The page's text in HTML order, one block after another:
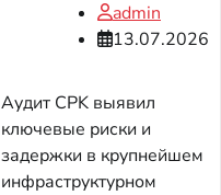
admin
13.07.2026
Аудит CPK выявил
ключевые риски и
задержки в крупнейшем
инфраструктурном